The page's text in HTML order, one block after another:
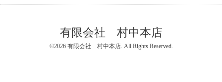
有限会社 村中本店
©2026 有限会社 村中本店. All Rights Reserved.